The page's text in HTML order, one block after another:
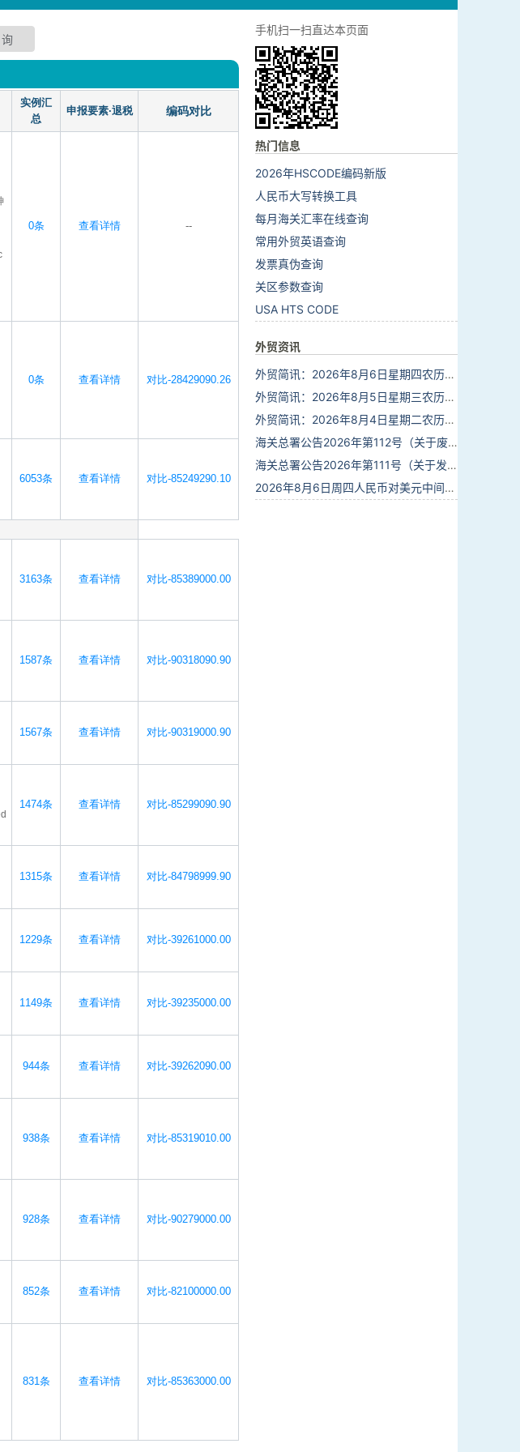
实例汇
总
申报要素·退税 编码对比
0条 查看详情 --
0条 查看详情 对比-28429090.26
6053条 查看详情 对比-85249290.10
3163条 查看详情 对比-85389000.00
1587条 查看详情 对比-90318090.90
1567条 查看详情 对比-90319000.90
1474条 查看详情 对比-85299090.90
1315条 查看详情 对比-84798999.90
1229条 查看详情 对比-39261000.00
1149条 查看详情 对比-39235000.00
944条 查看详情 对比-39262090.00
938条 查看详情 对比-85319010.00
928条 查看详情 对比-90279000.00
852条 查看详情 对比-82100000.00
831条 查看详情 对比-85363000.00
手机扫一扫直达本页面
热门信息
2026年HSCODE编码新版
人民币大写转换工具
每月海关汇率在线查询
常用外贸英语查询
发票真伪查询
关区参数查询
USA HTS CODE
外贸资讯
外贸简讯：2026年8月6日星期四农历六月廿四
外贸简讯：2026年8月5日星期三农历六月廿三
外贸简讯：2026年8月4日星期二农历六月廿二
海关总署公告2026年第112号（关于废止部分卫生检疫类规范性文件的公告）
海关总署公告2026年第111号（关于发布《进出境动植物检疫处理监督管理工作规定》《进出境卫生处理监督管理工作规定》的公告）
2026年8月6日周四人民币对美元中间价报6.7895调贬6个基点